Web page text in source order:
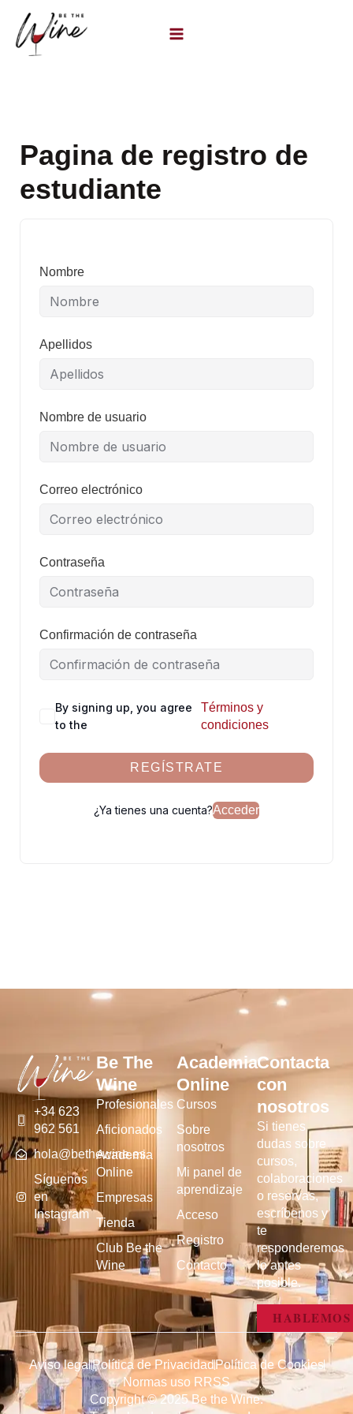
contenido
Pagina de registro de
estudiante
Nombre
Apellidos
Nombre de usuario
Correo electrónico
Contraseña
Confirmación de contraseña
By signing up, you agree
to the
Términos y
condiciones
REGÍSTRATE
¿Ya tienes una cuenta?Acceder
+34 623
962 561
hola@bethewine.es
Síguenos
en
Instagram
Be The
Wine
Profesionales
Aficionados
Academia
Online
Empresas
Tienda
Club Be the
Wine
Academia
Online
Cursos
Sobre
nosotros
Mi panel de
aprendizaje
Acceso
Registro
Contacto
Contacta
con
nosotros
Si tienes
dudas sobre
cursos,
colaboraciones
o reservas,
escríbenos y
te
responderemos
lo antes
posible.
HABLEMOS
Copyright © 2025 Be the Wine.
Aviso legalPolítica de PrivacidadPolítica de Cookies
Normas uso RRSS